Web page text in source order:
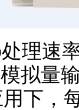
理速
拟量
下，